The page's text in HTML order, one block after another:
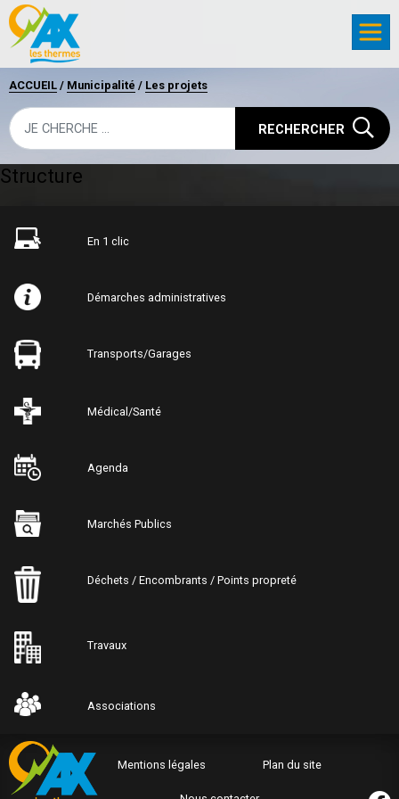
ACCUEIL / Municipalité / Les projets
RECHERCHER
En 1 clic
Démarches administratives
Transports/Garages
Médical/Santé
Agenda
Marchés Publics
Déchets / Encombrants / Points propreté
Travaux
Associations
Structure
Mentions légales Plan du site